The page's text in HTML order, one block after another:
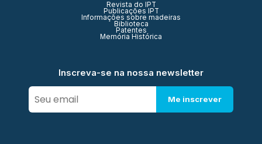
Revista do IPT
Publicações IPT
Informações sobre madeiras
Biblioteca
Patentes
Memória Histórica
Inscreva-se na nossa newsletter
Me inscrever